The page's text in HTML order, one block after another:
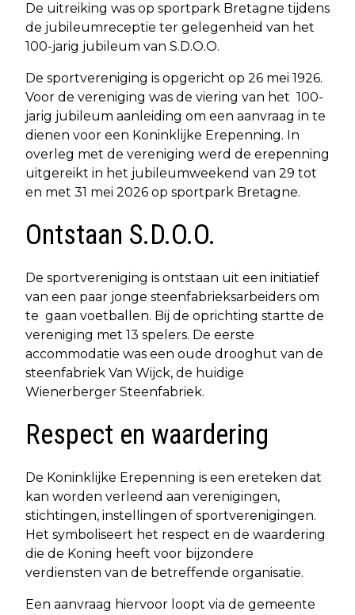
De uitreiking was op sportpark Bretagne tijdens
de jubileumreceptie ter gelegenheid van het
100-jarig jubileum van S.D.O.O.
De sportvereniging is opgericht op 26 mei 1926.
Voor de vereniging was de viering van het 100-
jarig jubileum aanleiding om een aanvraag in te
dienen voor een Koninklijke Erepenning. In
overleg met de vereniging werd de erepenning
uitgereikt in het jubileumweekend van 29 tot
en met 31 mei 2026 op sportpark Bretagne.
Ontstaan S.D.O.O.
De sportvereniging is ontstaan uit een initiatief
van een paar jonge steenfabrieksarbeiders om
te gaan voetballen. Bij de oprichting startte de
vereniging met 13 spelers. De eerste
accommodatie was een oude drooghut van de
steenfabriek Van Wijck, de huidige
Wienerberger Steenfabriek.
Respect en waardering
De Koninklijke Erepenning is een ereteken dat
kan worden verleend aan verenigingen,
stichtingen, instellingen of sportverenigingen.
Het symboliseert het respect en de waardering
die de Koning heeft voor bijzondere
verdiensten van de betreffende organisatie.
Een aanvraag hiervoor loopt via de gemeente